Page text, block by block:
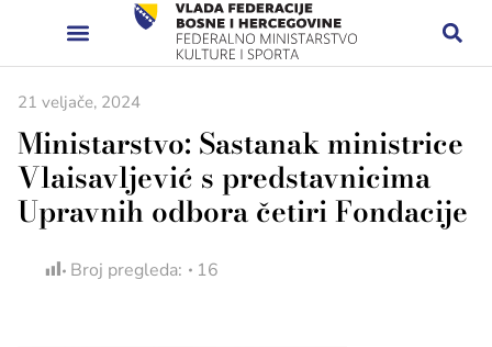
21 veljače, 2024
Ministarstvo: Sastanak ministrice
Vlaisavljević s predstavnicima
Upravnih odbora četiri Fondacije
Broj pregleda: 16